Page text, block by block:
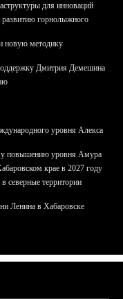
для инноваций
горнолыжного
новую методику
Дмитрия Демешина
уровня Алекса
повышению уровня Амура
крае в 2027 году
северные территории
Ленина в Хабаровске